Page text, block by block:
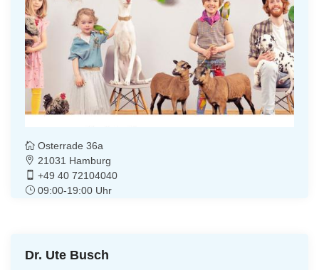
Osterrade 36a
21031 Hamburg
+49 40 72104040
09:00-19:00 Uhr
Dr. Ute Busch